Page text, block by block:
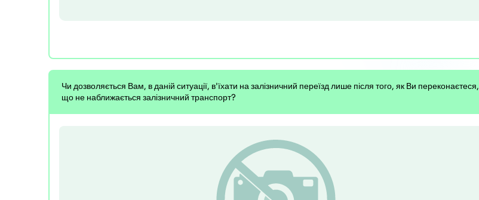
Чи дозволяється Вам, в даній ситуації, в'їхати на залізничний переїзд лише після того, як Ви переконаєтеся,
що не наближається залізничний транспорт?